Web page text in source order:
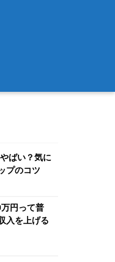
ばい？気に
プのコツ
円って普
入を上げる